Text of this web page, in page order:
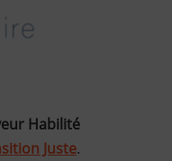
Habilité
Juste.